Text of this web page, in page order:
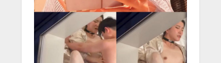
대
는
거
생
중
계